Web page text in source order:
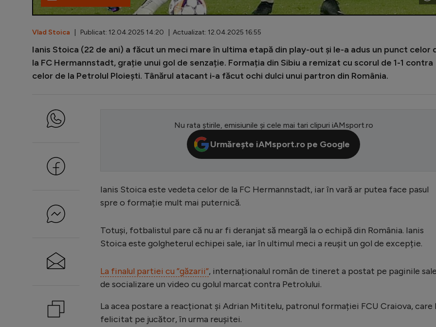
Vlad Stoica | Publicat: 12.04.2025 14:20 | Actualizat: 12.04.2025 16:55
Ianis Stoica (22 de ani) a făcut un meci mare în ultima etapă din play-out și le-a adus un punct celor
la FC Hermannstadt, grație unui gol de senzație. Formația din Sibiu a remizat cu scorul de 1-1 contra
celor de la Petrolul Ploiești. Tânărul atacant i-a făcut ochi dulci unui partron din România.
Nu rata știrile, emisiunile și cele mai tari clipuri iAMsport.ro
Urmărește iAMsport.ro pe Google
Ianis Stoica este vedeta celor de la FC Hermannstadt, iar în vară ar putea face pasul
spre o formație mult mai puternică.
Totuși, fotbalistul pare că nu ar fi deranjat să meargă la o echipă din România. Ianis
Stoica este golgheterul echipei sale, iar în ultimul meci a reușit un gol de excepție.
La finalul partiei cu ”găzarii”, internaționalul român de tineret a postat pe paginile
de socializare un video cu golul marcat contra Petrolului.
La acea postare a reacționat și Adrian Mititelu, patronul formației FCU Craiova, care
felicitat pe jucător, în urma reușitei.